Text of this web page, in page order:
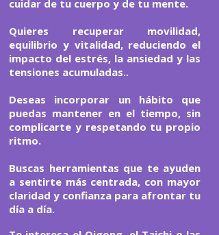
cuidar de tu cuerpo y de tu mente.
Quieres recuperar movilidad,
equilibrio y vitalidad, reduciendo el
impacto del estrés, la ansiedad y las
tensiones acumuladas..
Deseas incorporar un hábito que
puedas mantener en el tiempo, sin
complicarte y respetando tu propio
ritmo.
Buscas herramientas que te ayuden
a sentirte más centrada, con mayor
claridad y confianza para afrontar tu
día a día.